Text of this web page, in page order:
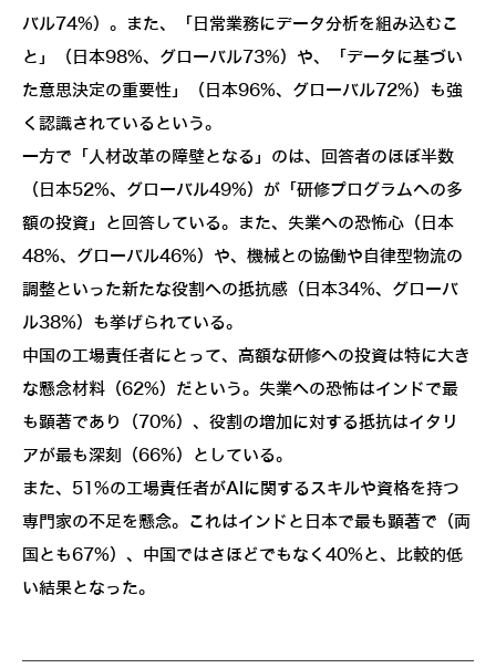
バル74%）。また、「日常業務にデータ分析を組み込むこ
と」（日本98%、グローバル73%）や、「データに基づい
た意思決定の重要性」（日本96%、グローバル72%）も強
く認識されているという。
一方で「人材改革の障壁となる」のは、回答者のほぼ半数
（日本52%、グローバル49%）が「研修プログラムへの多
額の投資」と回答している。また、失業への恐怖心（日本
48%、グローバル46%）や、機械との協働や自律型物流の
調整といった新たな役割への抵抗感（日本34%、グローバ
ル38%）も挙げられている。
中国の工場責任者にとって、高額な研修への投資は特に大き
な懸念材料（62%）だという。失業への恐怖はインドで最
も顕著であり（70%）、役割の増加に対する抵抗はイタリ
アが最も深刻（66%）としている。
また、51%の工場責任者がAIに関するスキルや資格を持つ
専門家の不足を懸念。これはインドと日本で最も顕著で（両
国とも67%）、中国ではさほどでもなく40%と、比較的低
い結果となった。